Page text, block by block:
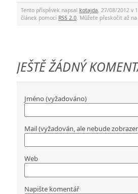
Tento příspěvek napsal kotajda, 27/08/2012 v
článek pomocí RSS 2.0 . Můžete přeskočit až
JEŠTĚ ŽÁDNÝ
Jméno (vyžadováno)
Mail (vyžadován, ale nebude
Web
Napište komentář